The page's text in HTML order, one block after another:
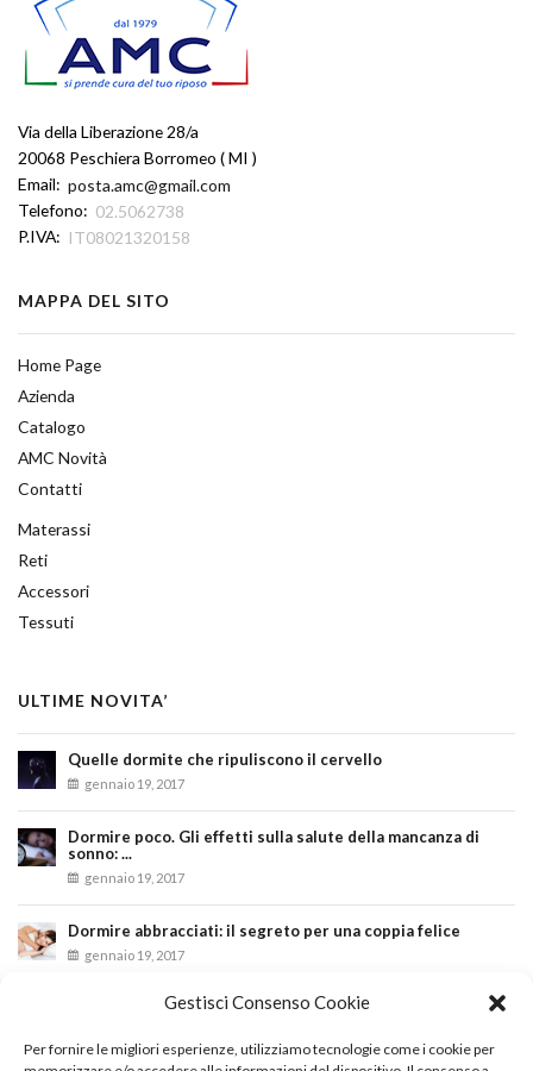
Gestisci Consenso Cookie
Per fornire le migliori esperienze, utilizziamo tecnologie come i cookie per
Via della Liberazione 28/a
20068 Peschiera Borromeo ( MI )
Email: posta.amc@gmail.com
Telefono: 02.5062738
P.IVA: IT08021320158
MAPPA DEL SITO
Home Page
Azienda
Catalogo
AMC Novità
Contatti
Materassi
Reti
Accessori
Tessuti
ULTIME NOVITA’
Quelle dormite che ripuliscono il cervello
gennaio 19, 2017
Dormire poco. Gli effetti sulla salute della mancanza di
sonno: ...
gennaio 19, 2017
Dormire abbracciati: il segreto per una coppia felice
gennaio 19, 2017